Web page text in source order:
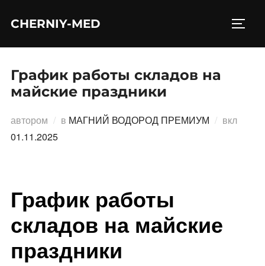
CHERNIY-MED
График работы складов на
майские праздники
автором в МАГНИЙ ВОДОРОД ПРЕМИУМ вкл
01.11.2025
График работы
складов на майские
праздники